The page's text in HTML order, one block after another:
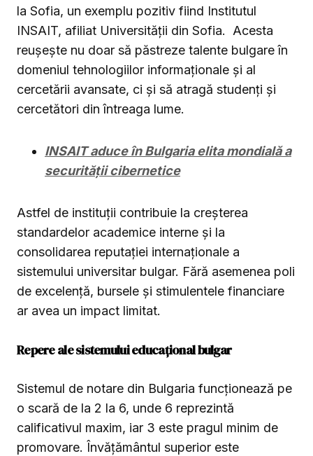
la Sofia, un exemplu pozitiv fiind Institutul
INSAIT, afiliat Universității din Sofia. Acesta
reușește nu doar să păstreze talente bulgare în
domeniul tehnologiilor informaționale și al
cercetării avansate, ci și să atragă studenți și
cercetători din întreaga lume.
INSAIT aduce în Bulgaria elita mondială a
securității cibernetice
Astfel de instituții contribuie la creșterea
standardelor academice interne și la
consolidarea reputației internaționale a
sistemului universitar bulgar. Fără asemenea poli
de excelență, bursele și stimulentele financiare
ar avea un impact limitat.
Repere ale sistemului educațional bulgar
Sistemul de notare din Bulgaria funcționează pe
o scară de la 2 la 6, unde 6 reprezintă
calificativul maxim, iar 3 este pragul minim de
promovare. Învățământul superior este